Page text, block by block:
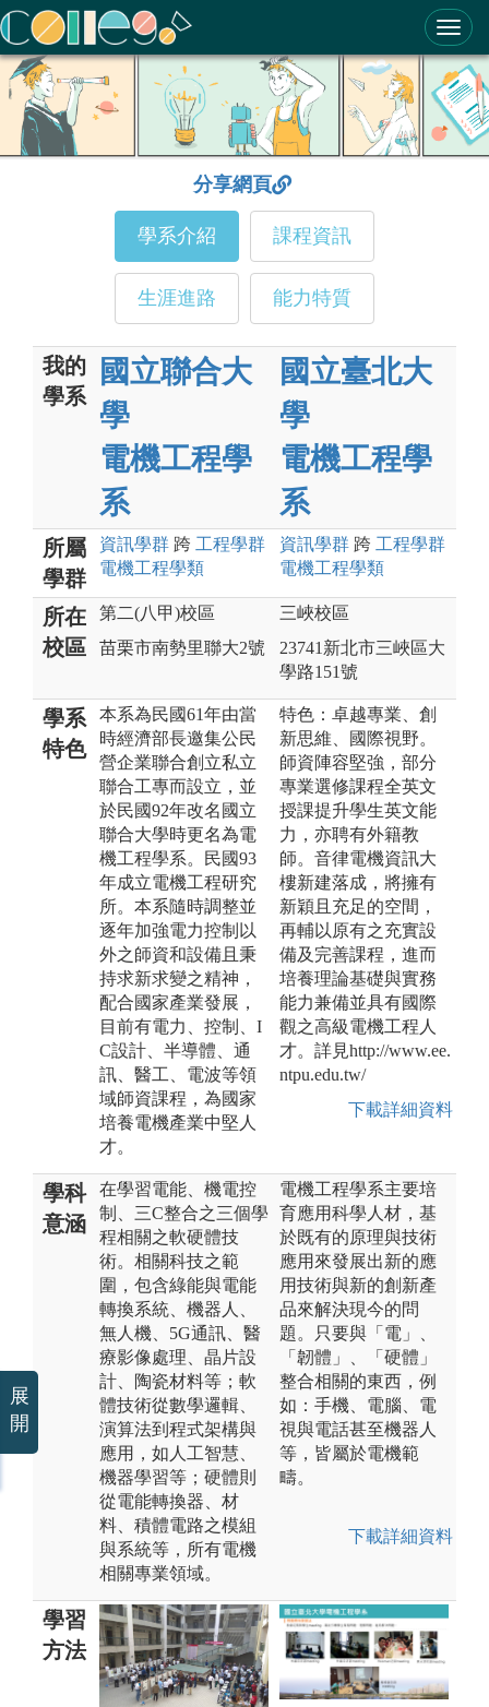
ColleGo! 大學選才與高中育才輔助系統
分享網頁
學系介紹 課程資訊
生涯進路 能力特質
我的
學系
國立聯合大
學
電機工程學
系
國立臺北大
學
電機工程學
系
所屬
學群
資訊學群 跨 工程學群
電機工程學類
資訊學群 跨 工程學群
電機工程學類
所在
校區
第二(八甲)校區
苗栗市南勢里聯大2號
三峽校區
23741新北市三峽區大
學路151號
學系
特色
本系為民國61年由當
時經濟部長邀集公民
營企業聯合創立私立
聯合工專而設立，並
於民國92年改名國立
聯合大學時更名為電
機工程學系。民國93
年成立電機工程研究
所。本系隨時調整並
逐年加強電力控制以
外之師資和設備且秉
持求新求變之精神，
配合國家產業發展，
目前有電力、控制、I
C設計、半導體、通
訊、醫工、電波等領
域師資課程，為國家
培養電機產業中堅人
才。
特色：卓越專業、創
新思維、國際視野。
師資陣容堅強，部分
專業選修課程全英文
授課提升學生英文能
力，亦聘有外籍教
師。音律電機資訊大
樓新建落成，將擁有
新穎且充足的空間，
再輔以原有之充實設
備及完善課程，進而
培養理論基礎與實務
能力兼備並具有國際
觀之高級電機工程人
才。詳見http://www.ee.
ntpu.edu.tw/
下載詳細資料
學科
意涵
在學習電能、機電控
制、三C整合之三個學
程相關之軟硬體技
術。相關科技之範
圍，包含綠能與電能
轉換系統、機器人、
無人機、5G通訊、醫
療影像處理、晶片設
計、陶瓷材料等；軟
體技術從數學邏輯、
演算法到程式架構與
應用，如人工智慧、
機器學習等；硬體則
從電能轉換器、材
料、積體電路之模組
與系統等，所有電機
相關專業領域。
電機工程學系主要培
育應用科學人材，基
於既有的原理與技術
應用來發展出新的應
用技術與新的創新產
品來解決現今的問
題。只要與「電」、
「韌體」、「硬體」
整合相關的東西，例
如：手機、電腦、電
視與電話甚至機器人
等，皆屬於電機範
疇。
下載詳細資料
學習
方法
展
開